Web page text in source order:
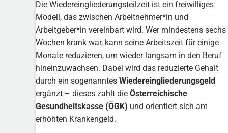
Die Wiedereingliederungsteilzeit ist ein freiwilliges
Modell, das zwischen Arbeitnehmer*in und
Arbeitgeber*in vereinbart wird. Wer mindestens sechs
Wochen krank war, kann seine Arbeitszeit für einige
Monate reduzieren, um wieder langsam in den Beruf
hineinzuwachsen. Dabei wird das reduzierte Gehalt
durch ein sogenanntes Wiedereingliederungsgeld
ergänzt – dieses zahlt die Österreichische
Gesundheitskasse (ÖGK) und orientiert sich am
erhöhten Krankengeld.